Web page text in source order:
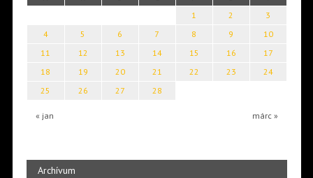
« jan márc »
1 2
3
4
5 6 7 8 9
10
11
12 13 14 15 16
17
18
19 20 21 22 23
24
25
26 27 28
Archívum